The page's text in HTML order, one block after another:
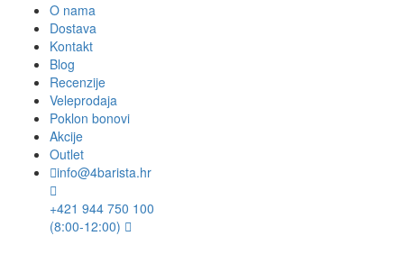
O nama
Dostava
Kontakt
Blog
Recenzije
Veleprodaja
Poklon bonovi
Akcije
Outlet
info@4barista.hr
+421 944 750 100
(8:00-12:00)